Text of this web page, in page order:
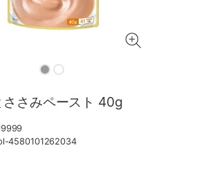
さみペースト 40g
4580101262034